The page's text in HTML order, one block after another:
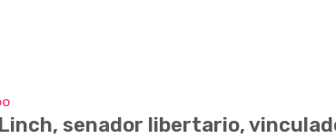
senador libertario,